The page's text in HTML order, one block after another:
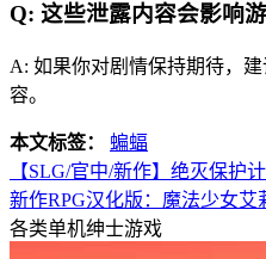
Q: 这些泄露内容会影响
A: 如果你对剧情保持期待，
容。
本文标签：
蝙蝠
【SLG/官中/新作】绝灭保护
新作RPG汉化版：魔法少女
各类单机绅士游戏